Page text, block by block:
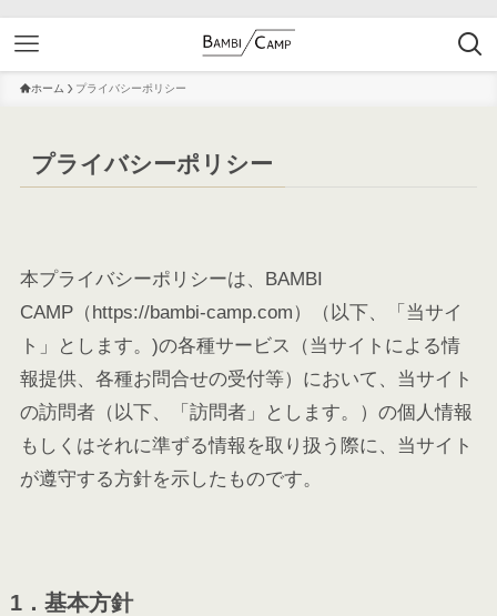
ホーム プライバシーポリシー
プライバシーポリシー
本プライバシーポリシーは、BAMBI
CAMP（https://bambi-camp.com）（以下、「当サイ
ト」とします。)の各種サービス（当サイトによる情
報提供、各種お問合せの受付等）において、当サイト
の訪問者（以下、「訪問者」とします。）の個人情報
もしくはそれに準ずる情報を取り扱う際に、当サイト
が遵守する方針を示したものです。
1．基本方針